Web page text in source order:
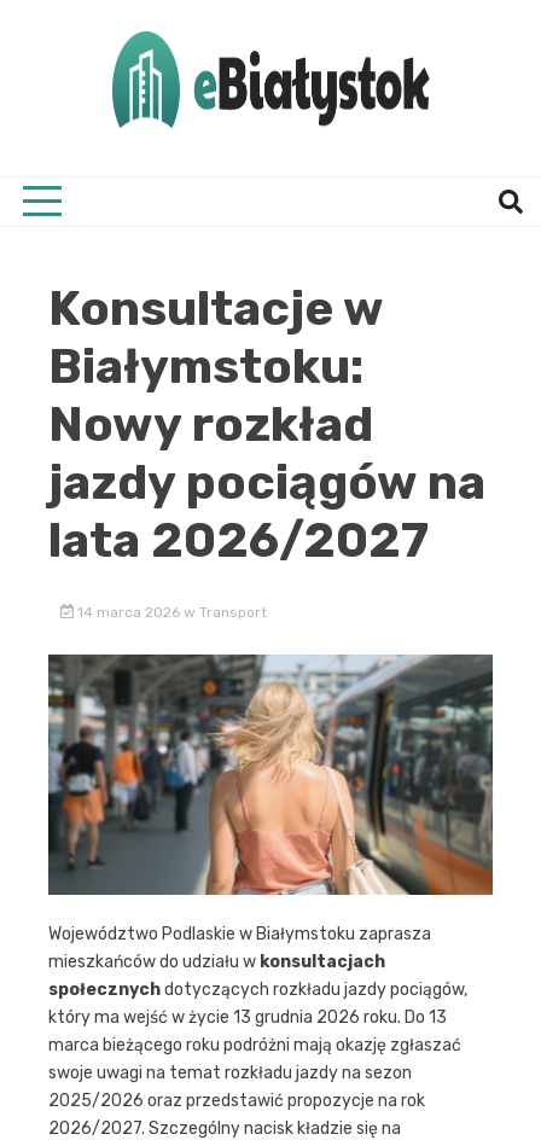
Konsultacje w
Białymstoku:
Nowy rozkład
jazdy pociągów na
lata 2026/2027
14 marca 2026 w Transport
Województwo Podlaskie w Białymstoku zaprasza
mieszkańców do udziału w konsultacjach
społecznychdotyczących rozkładu jazdy pociągów,
który ma wejść w życie 13 grudnia 2026 roku. Do 13
marca bieżącego roku podróżni mają okazję zgłaszać
swoje uwagi na temat rozkładu jazdy na sezon
2025/2026 oraz przedstawić propozycje na rok
2026/2027. Szczególny nacisk kładzie się na